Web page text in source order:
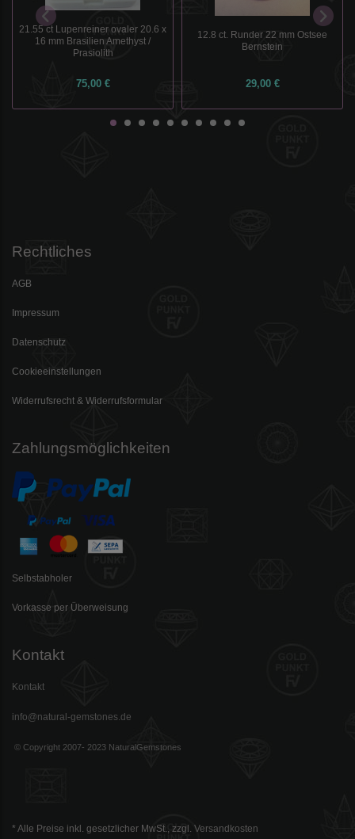
21.55 ct Lupenreiner ovaler 20.6 x
16 mm Brasilien Amethyst /
Prasiolith
75,00 €
12.8 ct. Runder 22 mm Ostsee
Bernstein
29,00 €
Rechtliches
AGB
Impressum
Datenschutz
Cookieeinstellungen
Widerrufsrecht & Widerrufsformular
Zahlungsmöglichkeiten
Selbstabholer
Vorkasse per Überweisung
Kontakt
Kontakt
info@natural-gemstones.de
© Copyright 2007- 2023 NaturalGemstones
* Alle Preise inkl. gesetzlicher MwSt., zzgl. Versandkosten